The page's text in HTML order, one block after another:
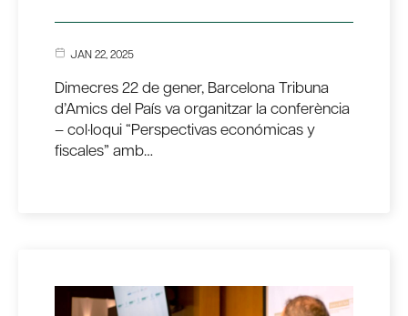
JAN 22, 2025
Dimecres 22 de gener, Barcelona Tribuna
d’Amics del País va organitzar la conferència
– col·loqui “Perspectivas económicas y
fiscales” amb…